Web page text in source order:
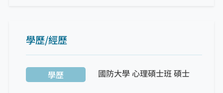
學歷/經歷
學歷 國防大學 心理碩士班碩士